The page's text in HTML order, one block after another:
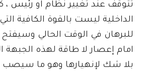
تتوقف عند تغيير نظام او رئيس ،
الداخلية ليست بالقوة الكافية
للبرهان في الوقت الحالي وسيفتح
امام إعصار لا طاقة لهذه
بلا شك لإنهيارها وهو ما